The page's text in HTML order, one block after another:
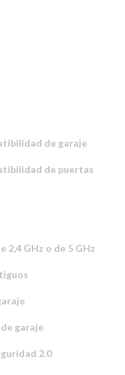
de garaje
de puertas
2,4 GHz o de 5 GHz
garaje
2.0